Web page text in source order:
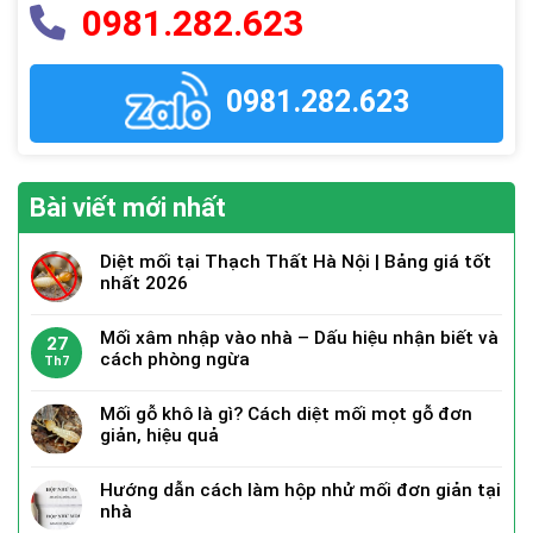
0981.282.623
0981.282.623
Bài viết mới nhất
Diệt mối tại Thạch Thất Hà Nội | Bảng giá tốt
nhất 2026
27
Th7
Mối xâm nhập vào nhà – Dấu hiệu nhận biết và
cách phòng ngừa
Mối gỗ khô là gì? Cách diệt mối mọt gỗ đơn
giản, hiệu quả
Hướng dẫn cách làm hộp nhử mối đơn giản tại
nhà